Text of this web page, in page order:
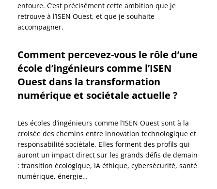
entoure. C’est précisément cette ambition que je
retrouve à l’ISEN Ouest, et que je souhaite
accompagner.
Comment percevez-vous le rôle d’une
école d’ingénieurs comme l’ISEN
Ouest dans la transformation
numérique et sociétale actuelle ?
Les écoles d’ingénieurs comme l’ISEN Ouest sont à la
croisée des chemins entre innovation technologique et
responsabilité sociétale. Elles forment des profils qui
auront un impact direct sur les grands défis de demain
: transition écologique, IA éthique, cybersécurité, santé
numérique, énergie…